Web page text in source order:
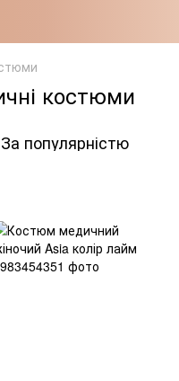
костюми
За популярністю